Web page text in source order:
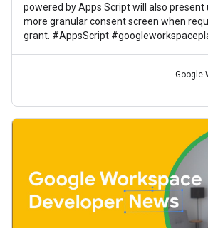
powered by Apps Script will also present
more granular consent screen when
grant. #AppsScript
Google